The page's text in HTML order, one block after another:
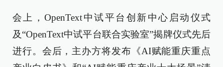
会上，OpenText中试平台创新中心启动仪式
及“OpenText中试平台联合实验室”揭牌仪式先后
进行。会后，主办方将发布《AI赋能重庆重点